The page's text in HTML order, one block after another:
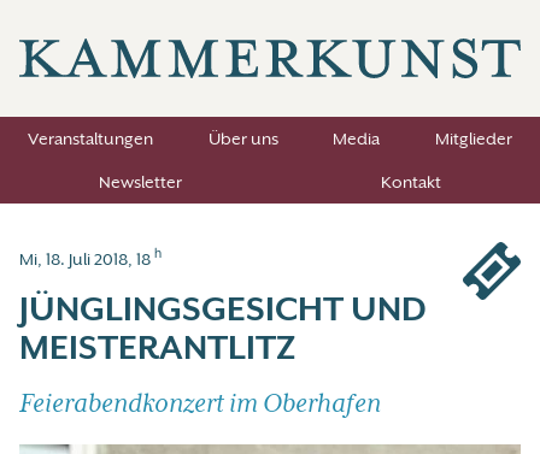
Veranstaltungen Über uns Media
Mitglieder
Newsletter
Kontakt
Mi, 18. Juli 2018, 18 h
JÜNGLINGSGESICHT UND
MEISTERANTLITZ
Feierabendkonzert im Oberhafen